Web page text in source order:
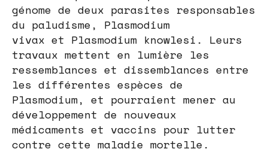
génome de deux parasites responsables
du paludisme, Plasmodium
vivax et Plasmodium knowlesi. Leurs
travaux mettent en lumière les
ressemblances et dissemblances entre
les différentes espèces de
Plasmodium, et pourraient mener au
développement de nouveaux
médicaments et vaccins pour lutter
contre cette maladie mortelle.